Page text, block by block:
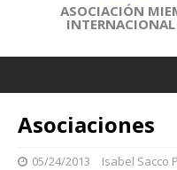
ASOCIACIÓN
Asociaciones
05/24/2013 Isabel Sacco